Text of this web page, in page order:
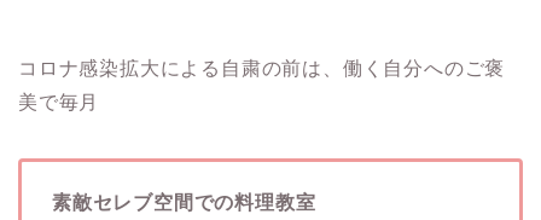
コロナ感染拡大による自粛の前は、働く自分へのご褒
美で毎月
素敵セレブ空間での料理教室